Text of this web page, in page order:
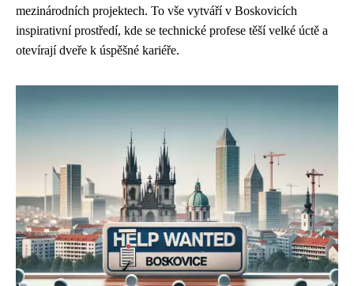
mezinárodních projektech. To vše vytváří v Boskovicích
inspirativní prostředí, kde se technické profese těší velké úctě a
otevírají dveře k úspěšné kariéře.